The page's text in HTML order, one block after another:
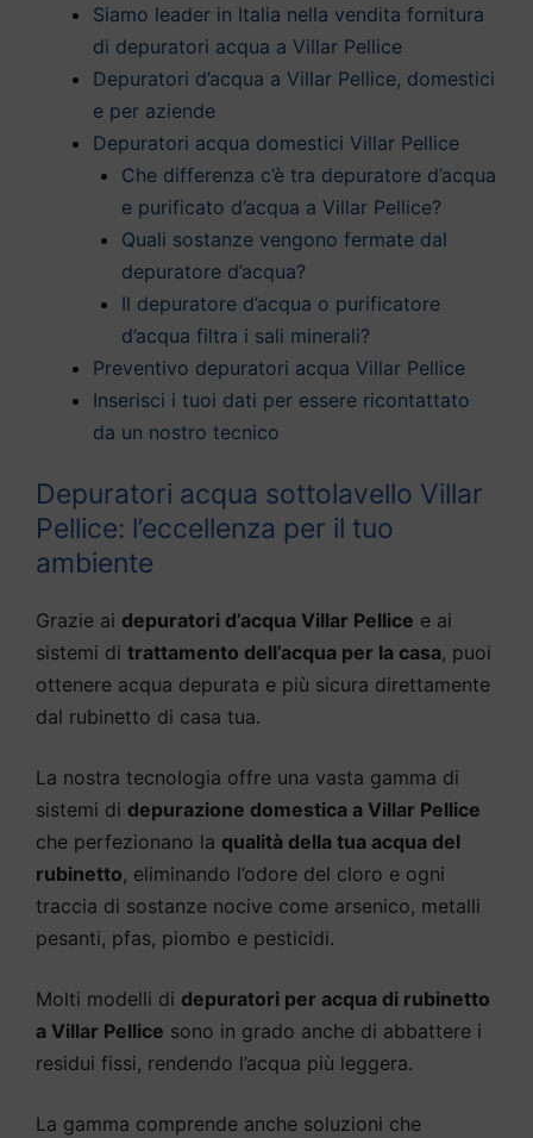
Siamo leader in Italia nella vendita fornitura
di depuratori acqua a Villar Pellice
Depuratori d’acqua a Villar Pellice, domestici
e per aziende
Depuratori acqua domestici Villar Pellice
Che differenza c’è tra depuratore d’acqua
e purificato d’acqua a Villar Pellice?
Quali sostanze vengono fermate dal
depuratore d’acqua?
Il depuratore d’acqua o purificatore
d’acqua filtra i sali minerali?
Preventivo depuratori acqua Villar Pellice
Inserisci i tuoi dati per essere ricontattato
da un nostro tecnico
Depuratori acqua sottolavello Villar
Pellice: l’eccellenza per il tuo
ambiente
Grazie ai depuratori d’acqua Villar Pellice e ai
sistemi di trattamento dell’acqua per la casa, puoi
ottenere acqua depurata e più sicura direttamente
dal rubinetto di casa tua.
La nostra tecnologia offre una vasta gamma di
sistemi di depurazione domestica a Villar Pellice
che perfezionano la qualità della tua acqua del
rubinetto, eliminando l’odore del cloro e ogni
traccia di sostanze nocive come arsenico, metalli
pesanti, pfas, piombo e pesticidi.
Molti modelli di depuratori per acqua di rubinetto
a Villar Pellice sono in grado anche di abbattere i
residui fissi, rendendo l’acqua più leggera.
La gamma comprende anche soluzioni che